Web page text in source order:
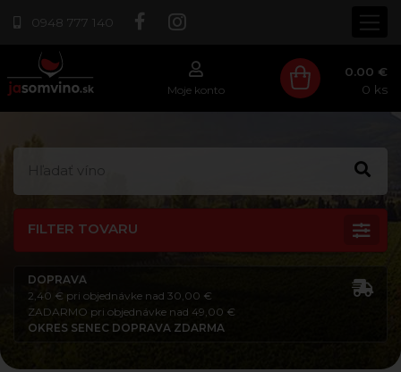
0948 777 140
Moje konto
0.00 €
0 ks
FILTER TOVARU
DOPRAVA
2,40 € pri objednávke nad 30,00 €
ZADARMO pri objednávke nad 49,00 €
OKRES SENEC DOPRAVA ZDARMA